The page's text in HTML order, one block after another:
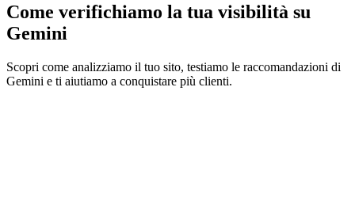
Come verifichiamo la tua visibilità su
Gemini
Scopri come analizziamo il tuo sito, testiamo le raccomandazioni di
Gemini e ti aiutiamo a conquistare più clienti.